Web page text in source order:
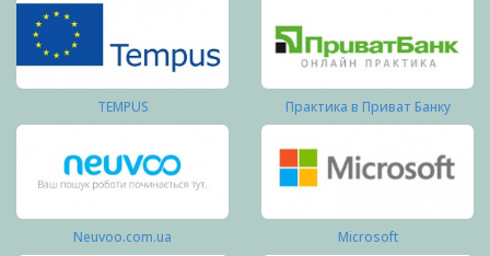
TEMPUS Практика в Приват Банку
Neuvoo.com.ua Microsoft